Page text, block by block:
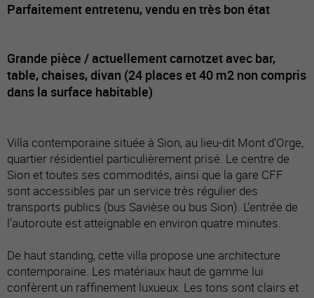
Parfaitement entretenu, vendu en très bon état
Grande pièce / actuellement carnotzet avec bar,
table, chaises, divan (24 places et 40 m2 non compris
dans la surface habitable)
Villa contemporaine située à Sion, au lieu-dit Mont d’Orge,
quartier résidentiel particulièrement prisé. Le centre de
Sion et toutes ses commodités, ainsi que la gare CFF
sont accessibles par un service très régulier des
transports publics (bus Savièse ou bus Sion). L’entrée de
l’autoroute est atteignable en environ quatre minutes.
De haut standing, cette villa propose une architecture
contemporaine. Les matériaux haut de gamme lui
confèrent un raffinement luxueux. Les tons sont clairs et